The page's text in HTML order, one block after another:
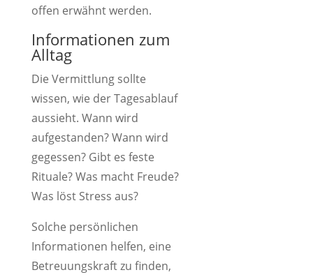
offen erwähnt werden.
Informationen zum
Alltag
Die Vermittlung sollte
wissen, wie der Tagesablauf
aussieht. Wann wird
aufgestanden? Wann wird
gegessen? Gibt es feste
Rituale? Was macht Freude?
Was löst Stress aus?
Solche persönlichen
Informationen helfen, eine
Betreuungskraft zu finden,